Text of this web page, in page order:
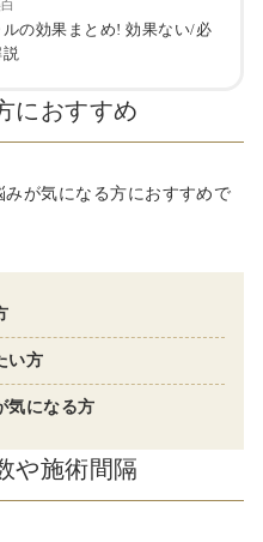
の効果まとめ! 効果ない/必
説
におすすめ
が気になる方におすすめで
い方
気になる方
や施術間隔